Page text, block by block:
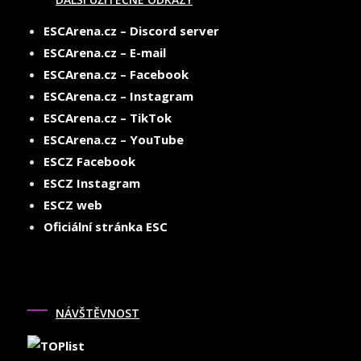
ESCArena.cz – Discord server
ESCArena.cz – E-mail
ESCArena.cz – Facebook
ESCArena.cz – Instagram
ESCArena.cz – TikTok
ESCArena.cz – YouTube
ESCZ Facebook
ESCZ Instagram
ESCZ web
Oficiální stránka ESC
NÁVŠTĚVNOST